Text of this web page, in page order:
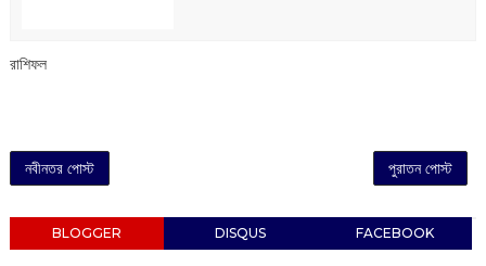
রাশিফল
নবীনতর পোস্ট পুরাতন পোস্ট
BLOGGER DISQUS FACEBOOK